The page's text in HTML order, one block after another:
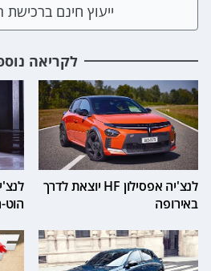
ייעוץ חינם ברכישת
לקריאה
לנצ'יה אפסילון HF יוצאת לדרך
באירופה